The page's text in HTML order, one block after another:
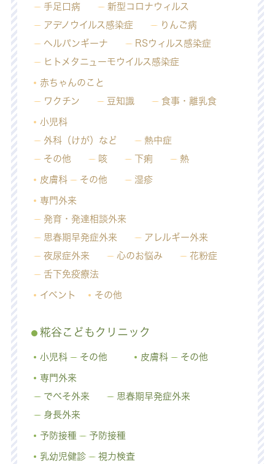
手足口病
新型コロナウィルス
アデノウイルス感染症
りんご病
ヘルパンギーナ
RSウィルス感染症
ヒトメタニューモウイルス感染症
赤ちゃんのこと
ワクチン
豆知識 食事・離乳食
小児科
外科（けが）など
熱中症
その他
咳 下痢 熱
皮膚科 その他 湿疹
専門外来
発育・発達相談外来
思春期早発症外来
アレルギー外来
夜尿症外来
心のお悩み
花粉症
舌下免疫療法
イベント その他
糀谷こどもクリニック
小児科 その他 皮膚科 その他
専門外来
でべそ外来
思春期早発症外来
身長外来
予防接種 予防接種
乳幼児健診 視力検査